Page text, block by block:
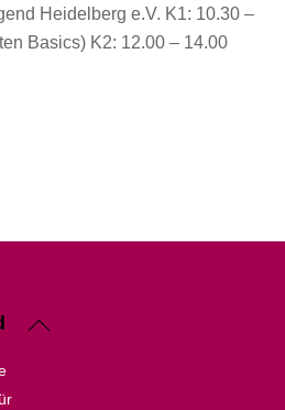
Heidelberg e.V. K1: 10.30 –
Basics) K2: 12.00 – 14.00
Back